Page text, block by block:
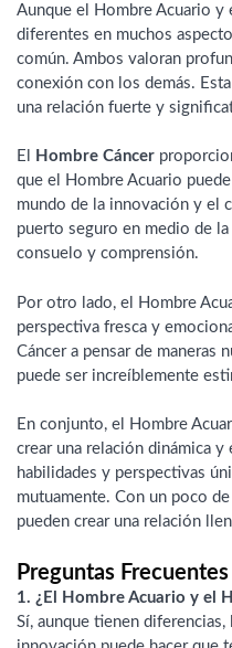
Aunque el Hombre Acuario y
diferentes en muchos
común. Ambos valoran
conexión con los demás.
una relación fuerte y
El Hombre Cáncer
que el Hombre Acuario
mundo de la innovación y el
puerto seguro en medio de
consuelo y comprensión.
Por otro lado, el Hombre
perspectiva fresca y
Cáncer a pensar de maneras
puede ser increíblemente
En conjunto, el Hombre
crear una relación dinámica y
habilidades y perspectivas
mutuamente. Con un poco
pueden crear una relación
Preguntas Frecuentes
1. ¿El Hombre Acuario y el
Sí, aunque tienen